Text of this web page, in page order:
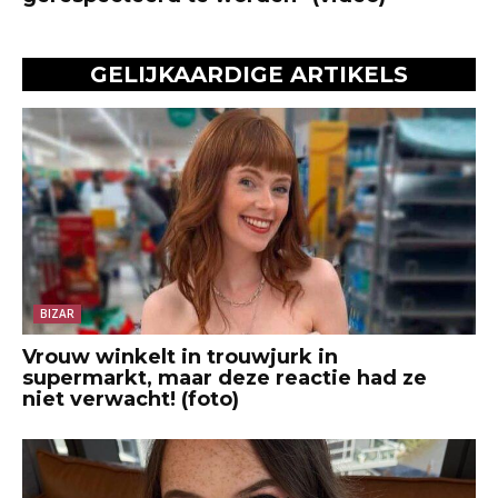
GELIJKAARDIGE ARTIKELS
BIZAR
Vrouw winkelt in trouwjurk in
supermarkt, maar deze reactie had ze
niet verwacht! (foto)